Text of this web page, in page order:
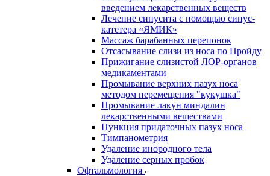
введением лекарственных веществ
Лечение синусита с помощью синус-
катетера «ЯМИК»
Массаж барабанных перепонок
Отсасывание слизи из носа по Пройду
Прижигание слизистой ЛОР-органов
медикаментами
Промывание верхних пазух носа
методом перемещения "кукушка"
Промывание лакун миндалин
лекарственными веществами
Пункция придаточных пазух носа
Тимпанометрия
Удаление инородного тела
Удаление серных пробок
Офтальмология